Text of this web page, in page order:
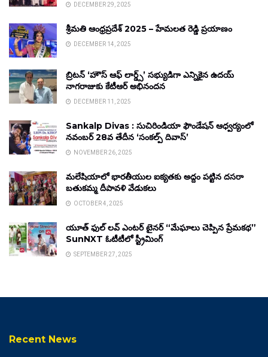
DECEMBER 29, 2025
శ్రీమతి ఆంధ్రప్రదేశ్ 2025 – హేమలత రెడ్డి ప్రయాణం
DECEMBER 14, 2025
బ్రిటన్ ‘హౌస్ ఆఫ్ లార్డ్స్’ సభ్యుడిగా ఎన్నికైన ఉదయ్
నాగరాజుకు కేటీఆర్ అభినందన
DECEMBER 11, 2025
Sankalp Divas : సుచిరిండియా ఫౌండేషన్ ఆధ్వర్యంలో
నవంబర్ 28వ తేదీన ‘సంకల్ప్ దివాస్’
NOVEMBER 26, 2025
మలేషియాలో భారతీయుల ఐక్యతకు అద్దం పట్టిన దసరా
బతుకమ్మ దీపావళి వేడుకలు
OCTOBER 4, 2025
యూత్ ఫుల్ లవ్ ఎంటర్ టైనర్ “మేఘాలు చెప్పిన ప్రేమకథ”
SunNXT ఓటీటీలో స్ట్రీమింగ్
SEPTEMBER 27, 2025
Recent News